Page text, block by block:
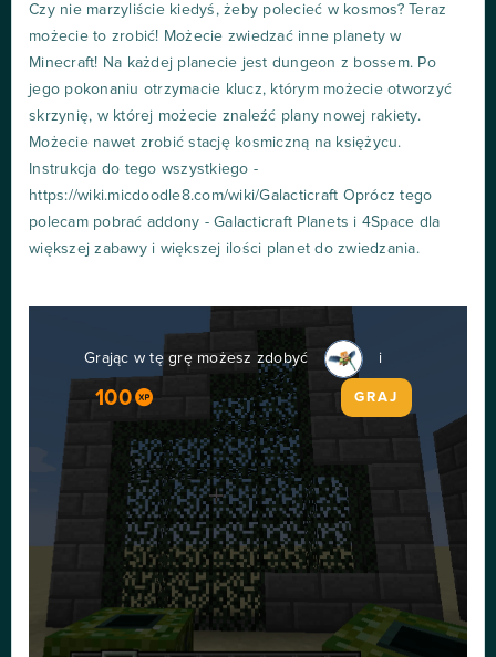
Czy nie marzyliście kiedyś, żeby polecieć w kosmos? Teraz
możecie to zrobić! Możecie zwiedzać inne planety w
Minecraft! Na każdej planecie jest dungeon z bossem. Po
jego pokonaniu otrzymacie klucz, którym możecie otworzyć
skrzynię, w której możecie znaleźć plany nowej rakiety.
Możecie nawet zrobić stację kosmiczną na księżycu.
Instrukcja do tego wszystkiego -
https://wiki.micdoodle8.com/wiki/Galacticraft Oprócz tego
polecam pobrać addony - Galacticraft Planets i 4Space dla
większej zabawy i większej ilości planet do zwiedzania.
Grając w tę grę możesz zdobyć i
100 GRAJ